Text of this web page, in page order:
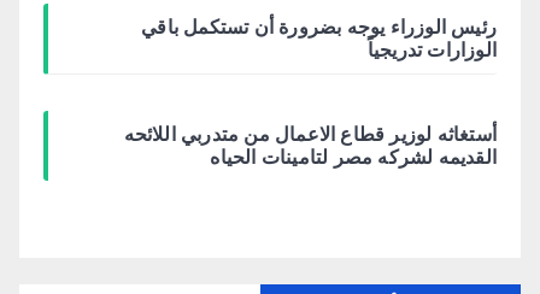
رئيس الوزراء يوجه بضرورة أن تستكمل باقي
الوزارات تدريجياً
أستغاثه لوزير قطاع الاعمال من متدربي اللائحه
القديمه لشركه مصر لتامينات الحياه